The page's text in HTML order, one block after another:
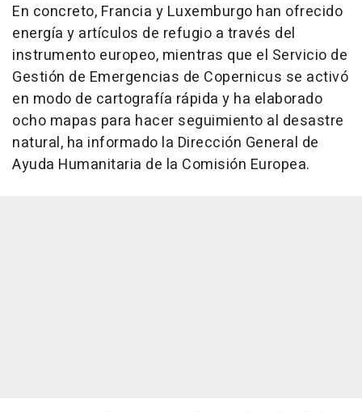
En concreto, Francia y Luxemburgo han ofrecido
energía y artículos de refugio a través del
instrumento europeo, mientras que el Servicio de
Gestión de Emergencias de Copernicus se activó
en modo de cartografía rápida y ha elaborado
ocho mapas para hacer seguimiento al desastre
natural, ha informado la Dirección General de
Ayuda Humanitaria de la Comisión Europea.